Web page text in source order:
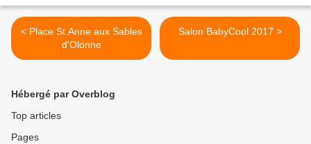
< Place St Anne aux Sables
d'Olonne
Salon BabyCool 2017 >
Hébergé par Overblog
Top articles
Pages